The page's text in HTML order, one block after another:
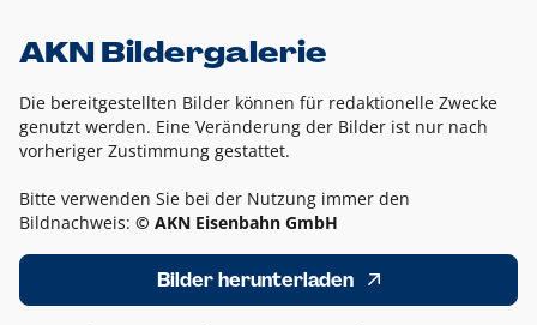
AKN Bildergalerie
Die bereitgestellten Bilder können für redaktionelle Zwecke
genutzt werden. Eine Veränderung der Bilder ist nur nach
vorheriger Zustimmung gestattet.
Bitte verwenden Sie bei der Nutzung immer den
Bildnachweis: © AKN Eisenbahn GmbH
Bilder herunterladen